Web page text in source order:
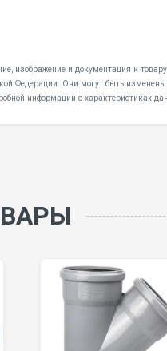
изображение и документация к
Федерации. Они могут быть
информации о характеристиках